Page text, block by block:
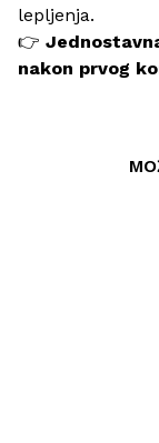
lepljenja.
👉
nakon prvog